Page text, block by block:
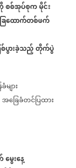
စစ်အုပ်စုကမိုင်း
ေထောက်တစ်ဖက်
ပွားခဲ့သည့်တိုက်ပွဲ
ျား
အခြေခံတင်ပြထား
မွေးနေ့